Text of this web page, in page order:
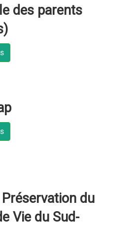
des parents
Préservation du
Vie du Sud-